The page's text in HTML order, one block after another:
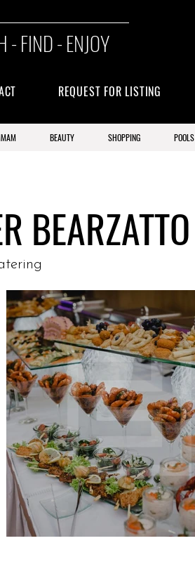
- FIND - ENJOY
REQUEST FOR LISTING
BEAUTY SHOPPING POOLS
BEARZATTO